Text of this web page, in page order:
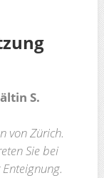
S.
von Zürich.
Sie bei